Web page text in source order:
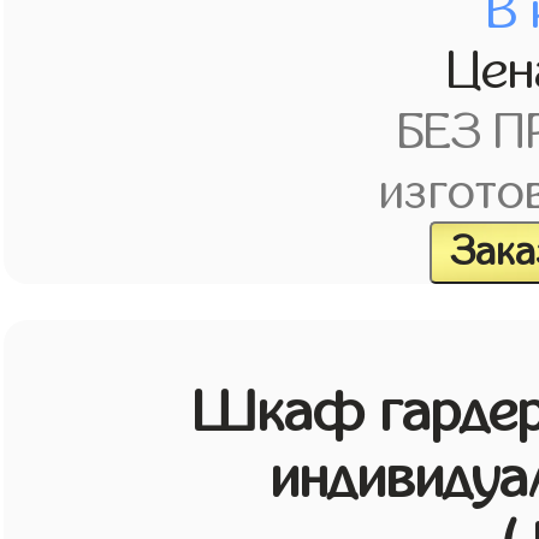
БЕЗ
Шкаф